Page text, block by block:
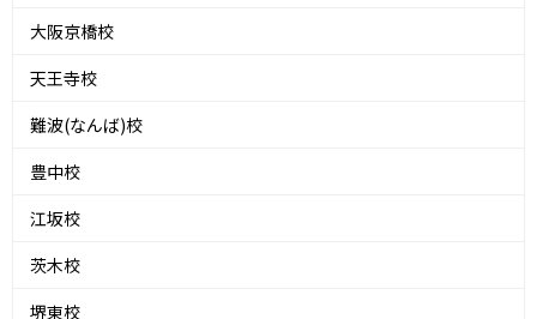
大阪京橋校
天王寺校
難波(なんば)校
豊中校
江坂校
茨木校
堺東校